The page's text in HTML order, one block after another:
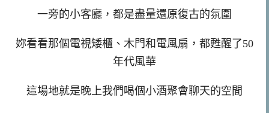
一旁的小客廳，都是盡量還原復古的氛圍
妳看看那個電視矮櫃、木門和電風扇，都甦醒了50
年代風華
這場地就是晚上我們喝個小酒聚會聊天的空間